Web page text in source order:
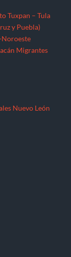
Tuxpan – Tula
y Puebla)
Noroeste
Migrantes
Nuevo León